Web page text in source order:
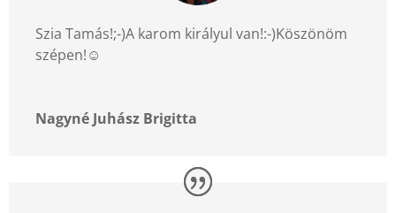
Szia Tamás!;-)A karom királyul van!:-)Köszönöm
szépen!☺️
Nagyné Juhász Brigitta